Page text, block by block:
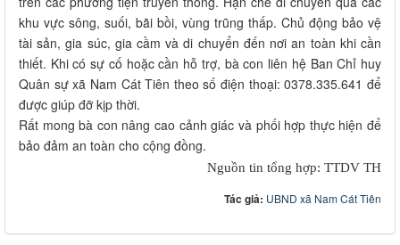
khu vực sông, suối, bãi bồi, vùng trũng thấp. Chủ động bảo vệ
tài sản, gia súc, gia cầm và di chuyển đến nơi an toàn khi cần
thiết. Khi có sự cố hoặc cần hỗ trợ, bà con liên hệ Ban Chỉ huy
Quân sự xã Nam Cát Tiên theo số điện thoại: 0378.335.641 để
được giúp đỡ kịp thời.
Rất mong bà con nâng cao cảnh giác và phối hợp thực hiện để
bảo đảm an toàn cho cộng đồng.
Nguồn tin tổng hợp: TTDV TH
Tác giả: UBND xã Nam Cát Tiên